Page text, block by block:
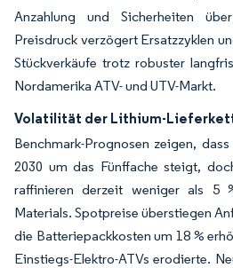
Anzahlung und Sicherheiten
Preisdruck verzögert Ersatzzyklen
Stückverkäufe trotz robuster
Nordamerika ATV- und UTV-Markt.
Volatilität der Lithium-
Benchmark-Prognosen zeigen,
2030 um das Fünffache steigt,
raffinieren derzeit weniger als 5
Materials. Spotpreise überstiegen
die Batteriepackkosten um 18 %
Einstiegs-Elektro-ATVs erodierte.